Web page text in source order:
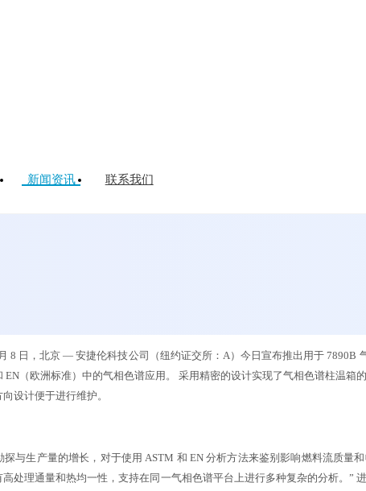
新闻资讯 联系我们
色谱的新型外部阀柱温箱
8 日，北京 — 安捷伦科技公司（纽约证交所：A）今日宣布推出用于 7890B
（欧洲标准）中的气相色谱应用。 采用精密的设计实现了气相色谱柱温箱
设计便于进行维护。
与生产量的增长，对于使用 ASTM 和 EN 分析方法来鉴别影响燃料流质量
处理通量和热均一性，支持在同一气相色谱平台上进行多种复杂的分析。”